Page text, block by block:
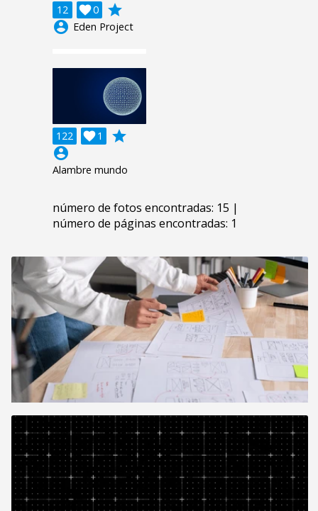
12 0

grade
account_circle Eden Project
122 1

grade
account_circle
Alambre mundo
número de fotos encontradas: 15 |
número de páginas encontradas: 1